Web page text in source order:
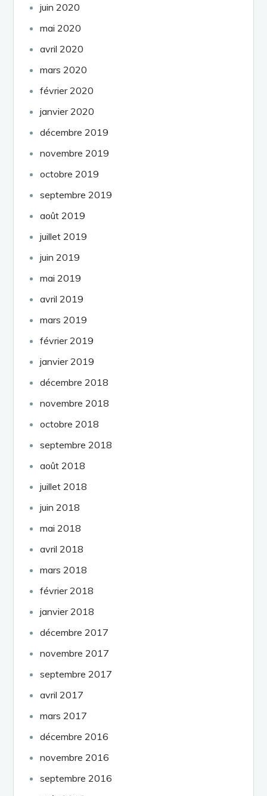
juin 2020
mai 2020
avril 2020
mars 2020
février 2020
janvier 2020
décembre 2019
novembre 2019
octobre 2019
septembre 2019
août 2019
juillet 2019
juin 2019
mai 2019
avril 2019
mars 2019
février 2019
janvier 2019
décembre 2018
novembre 2018
octobre 2018
septembre 2018
août 2018
juillet 2018
juin 2018
mai 2018
avril 2018
mars 2018
février 2018
janvier 2018
décembre 2017
novembre 2017
septembre 2017
avril 2017
mars 2017
décembre 2016
novembre 2016
septembre 2016